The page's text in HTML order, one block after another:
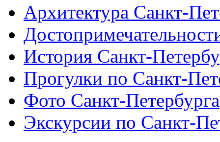
Архитектура Санкт-
История Санкт-
Прогулки по Санкт-
Фото Санкт-Петербурга
Экскурсии по Санкт-